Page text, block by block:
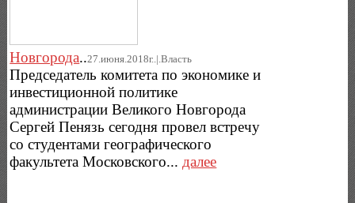
Новгорода..27.июня.2018г..|.Власть
Председатель комитета по экономике и
инвестиционной политике
администрации Великого Новгорода
Сергей Пенязь сегодня провел встречу
со студентами географического
факультета Московского... далее